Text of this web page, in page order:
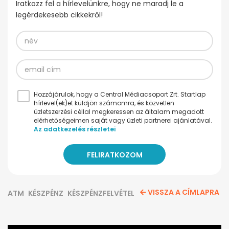
Iratkozz fel a hírlevelünkre, hogy ne maradj le a
legérdekesebb cikkekről!
Hozzájárulok, hogy a Central Médiacsoport Zrt. Startlap
hírlevel(ek)et küldjön számomra, és közvetlen
üzletszerzési céllal megkeressen az általam megadott
elérhetőségeimen saját vagy üzleti partnerei ajánlatával.
Az adatkezelés részletei
ATM KÉSZPÉNZ KÉSZPÉNZFELVÉTEL VISSZA A CÍMLAPRA